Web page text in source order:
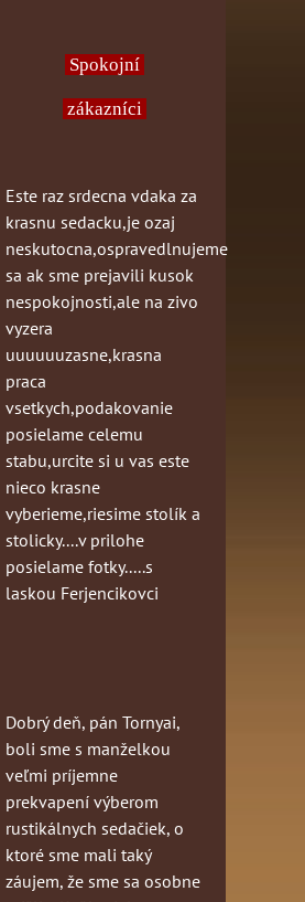
Spokojní
zákazníci
Este raz srdecna vdaka za
krasnu sedacku,je ozaj
neskutocna,ospravedlnujeme
sa ak sme prejavili kusok
nespokojnosti,ale na zivo
vyzera
uuuuuuzasne,krasna
praca
vsetkych,podakovanie
posielame celemu
stabu,urcite si u vas este
nieco krasne
vyberieme,riesime stolík a
stolicky....v prilohe
posielame fotky.....s
laskou Ferjencikovci
Dobrý deň, pán Tornyai,
boli sme s manželkou
veľmi príjemne
prekvapení výberom
rustikálnych sedačiek, o
ktoré sme mali taký
záujem, že sme sa osobne